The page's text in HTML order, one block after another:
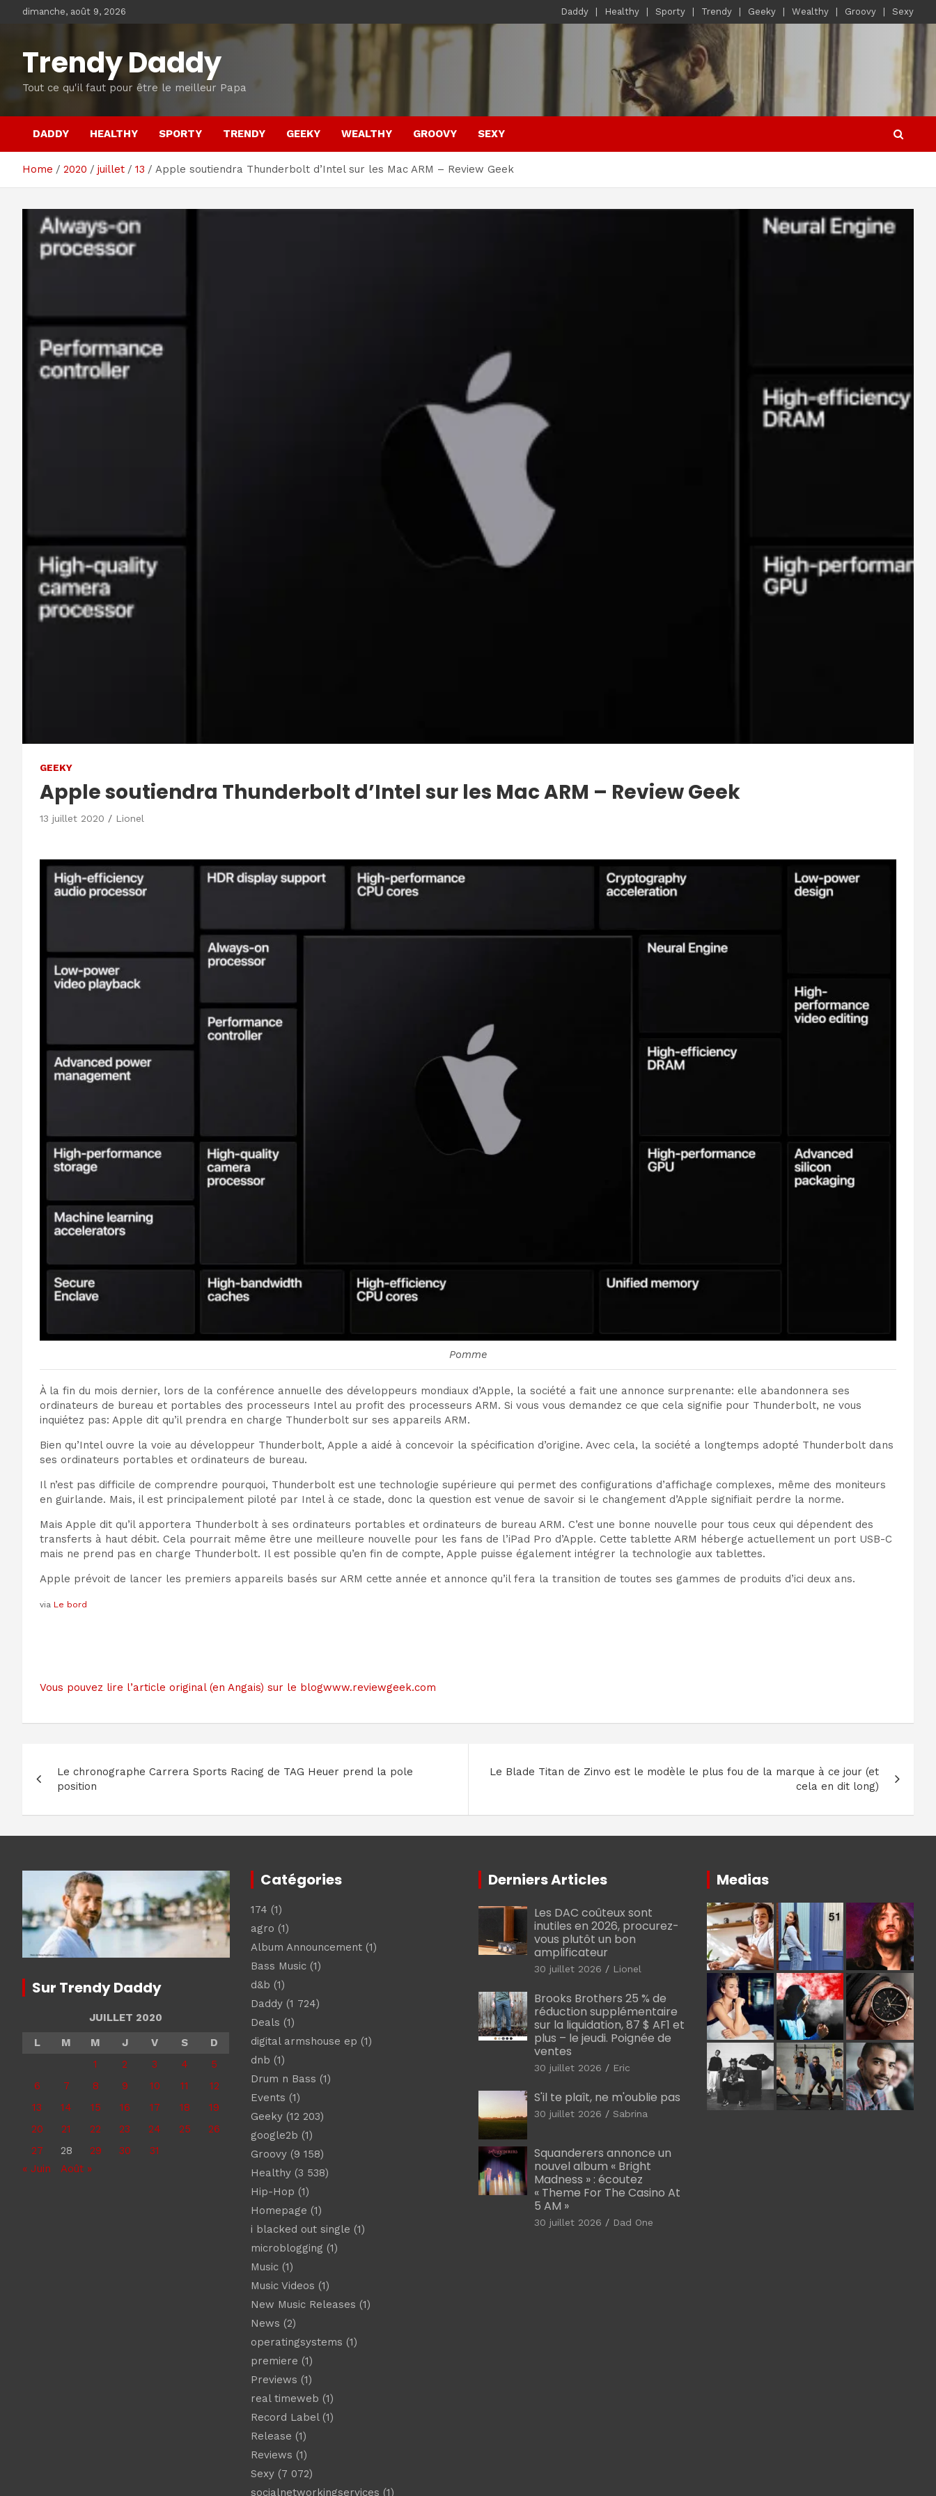
dimanche, août 9, 2026 Daddy Healthy Sporty Trendy Geeky Wealthy Groovy Sexy
Trendy Daddy
Tout ce qu'il faut pour être le meilleur Papa
DADDY HEALTHY SPORTY TRENDY GEEKY WEALTHY GROOVY SEXY
Home 2020 juillet 13 Apple soutiendra Thunderbolt d’Intel sur les Mac ARM – Review Geek
GEEKY
Apple soutiendra Thunderbolt d’Intel sur les Mac ARM – Review Geek
13 juillet 2020 Lionel
Pomme
À la fin du mois dernier, lors de la conférence annuelle des développeurs mondiaux d’Apple, la société a fait une annonce surprenante: elle abandonnera ses
ordinateurs de bureau et portables des processeurs Intel au profit des processeurs ARM. Si vous vous demandez ce que cela signifie pour Thunderbolt, ne vous
inquiétez pas: Apple dit qu’il prendra en charge Thunderbolt sur ses appareils ARM.
Bien qu’Intel ouvre la voie au développeur Thunderbolt, Apple a aidé à concevoir la spécification d’origine. Avec cela, la société a longtemps adopté Thunderbolt dans
ses ordinateurs portables et ordinateurs de bureau.
Il n’est pas difficile de comprendre pourquoi, Thunderbolt est une technologie supérieure qui permet des configurations d’affichage complexes, même des moniteurs
en guirlande. Mais, il est principalement piloté par Intel à ce stade, donc la question est venue de savoir si le changement d’Apple signifiait perdre la norme.
Mais Apple dit qu’il apportera Thunderbolt à ses ordinateurs portables et ordinateurs de bureau ARM. C’est une bonne nouvelle pour tous ceux qui dépendent des
transferts à haut débit. Cela pourrait même être une meilleure nouvelle pour les fans de l’iPad Pro d’Apple. Cette tablette ARM héberge actuellement un port USB-C
mais ne prend pas en charge Thunderbolt. Il est possible qu’en fin de compte, Apple puisse également intégrer la technologie aux tablettes.
Apple prévoit de lancer les premiers appareils basés sur ARM cette année et annonce qu’il fera la transition de toutes ses gammes de produits d’ici deux ans.
via Le bord
Vous pouvez lire l’article original (en Angais) sur le blogwww.reviewgeek.com
de
l’article
Le chronographe Carrera Sports Racing de TAG Heuer prend la pole
position
Le Blade Titan de Zinvo est le modèle le plus fou de la marque à ce jour (et
cela en dit long)
Sur Trendy Daddy
JUILLET 2020
L
M M J V S
D
1
2 3 4
5
6
7 8 9 10 11
12
13
14 15 16 17 18
19
20
21 22 23 24 25
26
27
28 29 30
31
« Juin
Août »
Catégories
174 (1)
agro (1)
Album Announcement(1)
Bass Music(1)
d&b (1)
Daddy(1 724)
Deals (1)
digital armshouse ep (1)
dnb (1)
Drum n Bass (1)
Events (1)
Geeky(12 203)
google2b (1)
Groovy(9 158)
Healthy(3 538)
Hip-Hop (1)
Homepage (1)
i blacked out single (1)
microblogging (1)
Music(1)
Music Videos (1)
New Music Releases (1)
News (2)
operatingsystems (1)
premiere (1)
Previews (1)
real timeweb (1)
Record Label(1)
Release (1)
Reviews (1)
Sexy(7 072)
socialnetworkingservices (1)
Derniers Articles
Les DAC coûteux sont
inutiles en 2026, procurez-
vous plutôt un bon
amplificateur
30 juillet 2026 Lionel
Brooks Brothers 25 % de
réduction supplémentaire
sur la liquidation, 87 $ AF1 et
plus – le jeudi. Poignée de
ventes
30 juillet 2026 Eric
S'il te plaît, ne m'oublie pas
30 juillet 2026 Sabrina
Squanderers annonce un
nouvel album « Bright
Madness » : écoutez
« Theme For The Casino At
5 AM »
30 juillet 2026 Dad One
Medias